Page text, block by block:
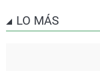
LO MÁS